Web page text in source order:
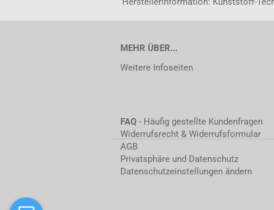
MEHR ÜBER...
Weitere Infoseiten
FAQ - Häufig gestellte Kundenfragen
Widerrufsrecht & Widerrufsformular
AGB
Privatsphäre und Datenschutz
Datenschutzeinstellungen ändern